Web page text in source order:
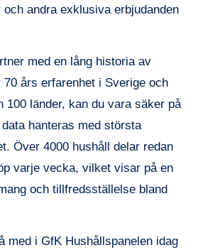
andra exklusiva erbjudanden
med en lång historia av
års erfarenhet i Sverige och
100 länder, kan du vara säker på
hanteras med största
Över 4000 hushåll delar redan
varje vecka, vilket visar på en
och tillfredsställelse bland
med i GfK Hushållspanelen idag